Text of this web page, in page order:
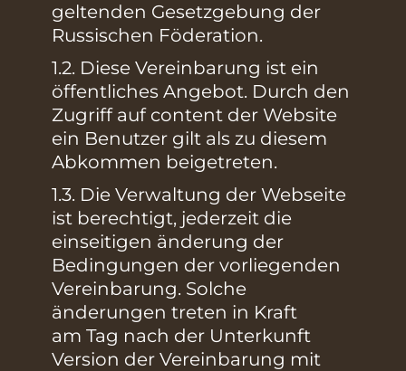
geltenden Gesetzgebung der
Russischen Föderation.
1.2. Diese Vereinbarung ist ein
öffentliches Angebot. Durch den
Zugriff auf content der Website
ein Benutzer gilt als zu diesem
Abkommen beigetreten.
1.3. Die Verwaltung der Webseite
ist berechtigt, jederzeit die
einseitigen änderung der
Bedingungen der vorliegenden
Vereinbarung. Solche
änderungen treten in Kraft
am Tag nach der Unterkunft
Version der Vereinbarung mit